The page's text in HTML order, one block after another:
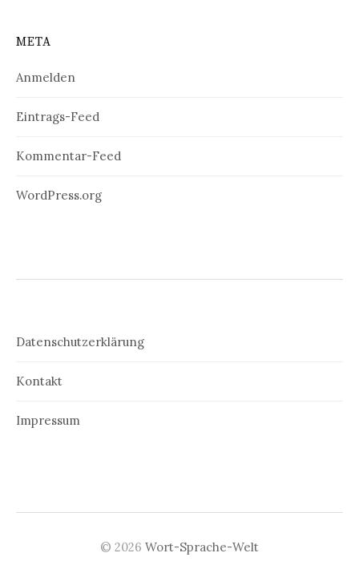
META
Anmelden
Eintrags-Feed
Kommentar-Feed
WordPress.org
Datenschutzerklärung
Kontakt
Impressum
© 2026 Wort-Sprache-Welt